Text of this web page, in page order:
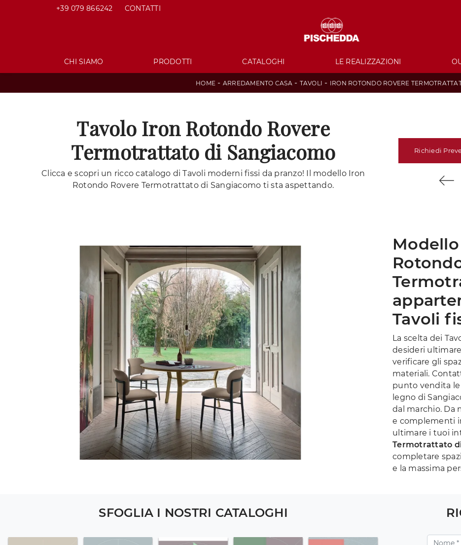
+39 079 866242 CONTATTI
CHI SIAMO PRODOTTI CATALOGHI LE REALIZZAZIONI
HOME - ARREDAMENTO CASA- TAVOLI - IRON ROTONDO ROVERE
Tavolo Iron Rotondo Rovere
Termotrattato di Sangiacomo
Clicca e scopri un ricco catalogo di Tavoli moderni fissi da pranzo! Il modello Iron
Rotondo Rovere Termotrattato di Sangiacomo ti sta aspettando.
Richiedi
Tavoli
La scelta dei
desideri
verificare gli
materiali.
punto vendita le
legno di
dal marchio. Da
e complementi
ultimare i tuoi
Termotrattato
completare
e la massima
SFOGLIA I NOSTRI CATALOGHI